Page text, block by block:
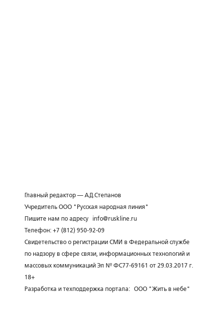
Главный редактор — А.Д.Степанов
Учредитель ООО "Русская народная линия"
Пишите нам по адресу
info@ruskline.ru
Телефон: +7 (812) 950-92-09
Свидетельство о регистрации СМИ в Федеральной службе
по надзору в сфере связи, информационных технологий и
массовых коммуникаций Эл № ФС77-69161 от 29.03.2017 г.
18+
Разработка и техподдержка портала: ООО "Жить в небе"